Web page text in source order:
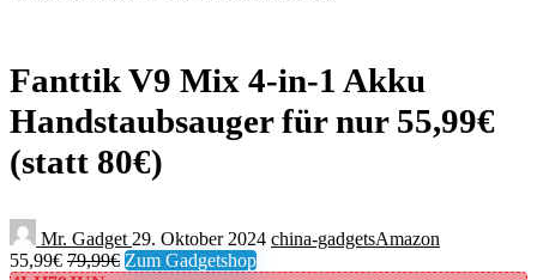
Fanttik V9 Mix 4-in-1 Akku
Handstaubsauger für nur 55,99€
(statt 80€)
Mr. Gadget 29. Oktober 2024 china-gadgetsAmazon
55,99€ 79,99€ Zum Gadgetshop